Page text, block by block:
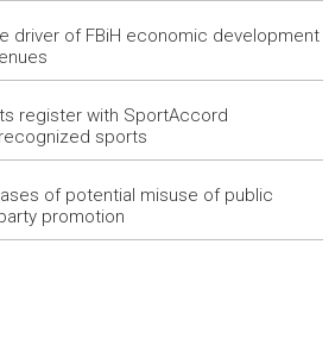
dijete
kolektivnih ugovora za osnovno
od požara: HBŽ odobrio 150.000 KM
luke na Jadranu u srpnju jedino
driver of FBiH economic development
register with SportAccord
sports
of potential misuse of public
promotion